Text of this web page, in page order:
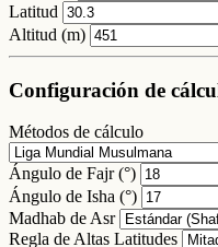
Latitud
Altitud (m)
Configuración de
Métodos de cálculo
Ángulo de Fajr (°)
Ángulo de Isha (°)
Madhab de Asr
Regla de Altas Latitudes